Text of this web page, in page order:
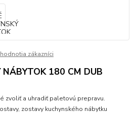
zákazníci
NÁBYTOK 180 CM DUB
zvoliť a uhradiť paletovú prepravu.
zostavy kuchynského nábytku